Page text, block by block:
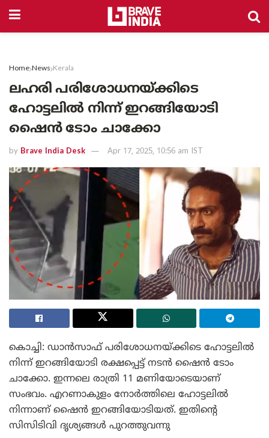
Home News Kerala
ലഹരി പരിശോധനയ്ക്കിടെ
ഹോട്ടലിൽ നിന്ന് ഇറങ്ങിയോടി
ഷൈൻ ടോം ചാക്കോ
by Brave India Desk Apr 17, 2025, 10:56 am IST
കൊച്ചി: ഡാൻസാഫ് പരിശോധനയ്ക്കിടെ ഹോട്ടലിൽ
നിന്ന് ഇറങ്ങിയോടി രക്ഷപ്പെട്ട് നടൻ ഷൈൻ ടോം
ചാക്കോ. ഇന്നലെ രാത്രി 11 മണിയോടെയാണ്
സംഭവം. എറണാകുളം നോർത്തിലെ ഹോട്ടലിൽ
നിന്നാണ് ഷൈൻ ഇറങ്ങിയോടിയത്. ഇതിന്റെ
സിസിടിവി ദൃശ്യങ്ങൾ പുറത്തുവന്നു